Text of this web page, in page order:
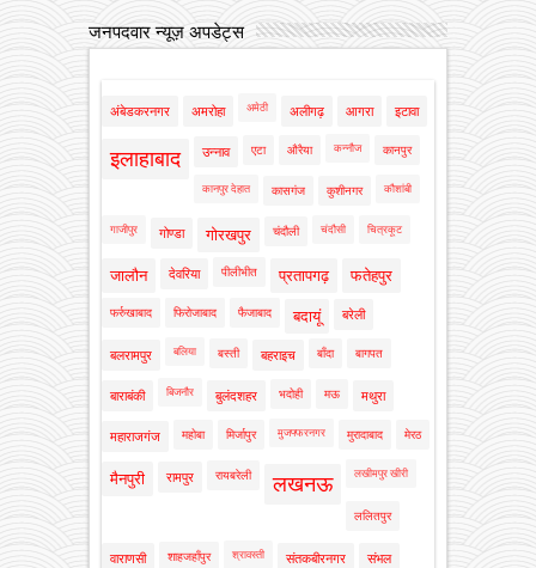
जनपदवार न्यूज़ अपडेट्स
अंबेडकरनगर अमरोहा अमेठी अलीगढ़ आगरा इटावा
इलाहाबाद उन्नाव एटा औरैया कन्नौज कानपुर
कानपुर देहात कासगंज कुशीनगर कौशांबी
गाजीपुर गोण्डा गोरखपुर चंदौली चंदौसी चित्रकूट
जालौन देवरिया पीलीभीत प्रतापगढ़ फतेहपुर
फर्रुखाबाद फिरोजाबाद फैजाबाद बदायूं बरेली
बलरामपुर बलिया बस्ती बहराइच बाँदा बागपत
बाराबंकी बिजनौर बुलंदशहर भदोही मऊ मथुरा
महाराजगंज महोबा मिर्जापुर मुजफ्फरनगर मुरादाबाद मेरठ
मैनपुरी रामपुर रायबरेली लखनऊ लखीमपुर खीरी
ललितपुर
वाराणसी शाहजहाँपुर श्रावस्ती संतकबीरनगर संभल